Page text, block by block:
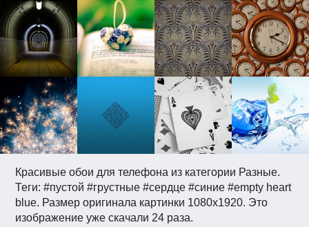
Красивые обои для телефона из категории Разные.
Теги: #пустой #грустные #сердце #синие #empty heart
blue. Размер оригинала картинки 1080x1920. Это
изображение уже скачали 24 раза.